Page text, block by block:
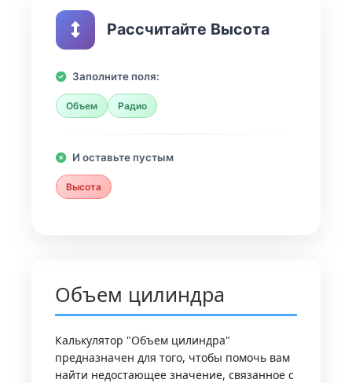
Рассчитайте Высота
Заполните поля:
Объем Радио
И оставьте пустым
Высота
Объем цилиндра
Калькулятор "Объем цилиндра"
предназначен для того, чтобы помочь вам
найти недостающее значение, связанное с